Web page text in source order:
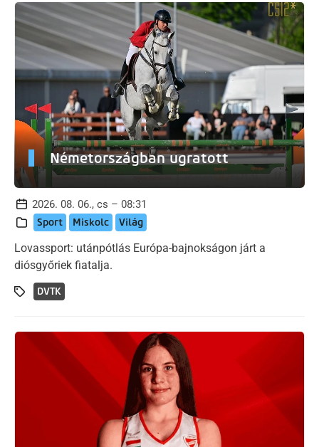
Németországban ugratott
2026. 08. 06., cs – 08:31
Sport Miskolc Világ
Lovassport: utánpótlás Európa-bajnokságon járt a
diósgyőriek fiatalja.
DVTK